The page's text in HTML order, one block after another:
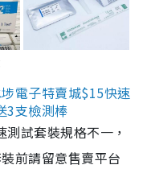
電子特賣城$15快速
3支檢測棒
試套裝規格不一，
前請留意售賣平台